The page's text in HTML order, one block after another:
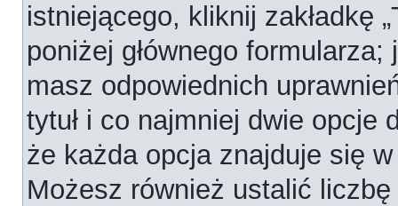
istniejącego, kliknij zakładkę
poniżej głównego
masz odpowiednich
tytuł i co najmniej dwie opcje
że każda opcja znajduje się
Możesz również ustalić